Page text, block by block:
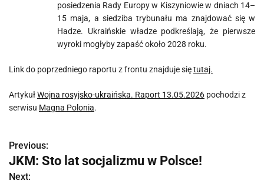
posiedzenia Rady Europy w Kiszyniowie w dniach 14–
15 maja, a siedziba trybunału ma znajdować się w
Hadze. Ukraińskie władze podkreślają, że pierwsze
wyroki mogłyby zapaść około 2028 roku.
Link do poprzedniego raportu z frontu znajduje siętutaj.
ArtykułWojna rosyjsko-ukraińska. Raport 13.05.2026 pochodzi z
serwisu Magna Polonia.
N
a
Previous:
JKM: Sto lat socjalizmu w Polsce!
Next: